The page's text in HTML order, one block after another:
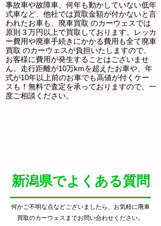
事故車や故障車、何年も動かしていない低年
式車など、他社では買取金額が付かないと言
われたお車も、 廃車買取 のカーウェスでは
原則３万円以上で買取しております。レッカ
ー費用や廃車手続きにかかる費用も全て廃車
買取 のカーウェスが負担いたしますので、
お客様に費用が発生することはございませ
ん。走行距離が10万kmを超えたお車や、年
式が10年以上前のお車でも高値が付くケー
スも！無料で査定を承っておりますので、一
度ご相談ください。
​新潟県でよくある質問
何かご不明な点などございましたら、お気軽に廃車
買取のカーウェスまでお問い合わせください。